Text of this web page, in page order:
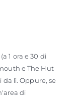
1 ora e 30 di
e The Hut
lì. Oppure, se
di